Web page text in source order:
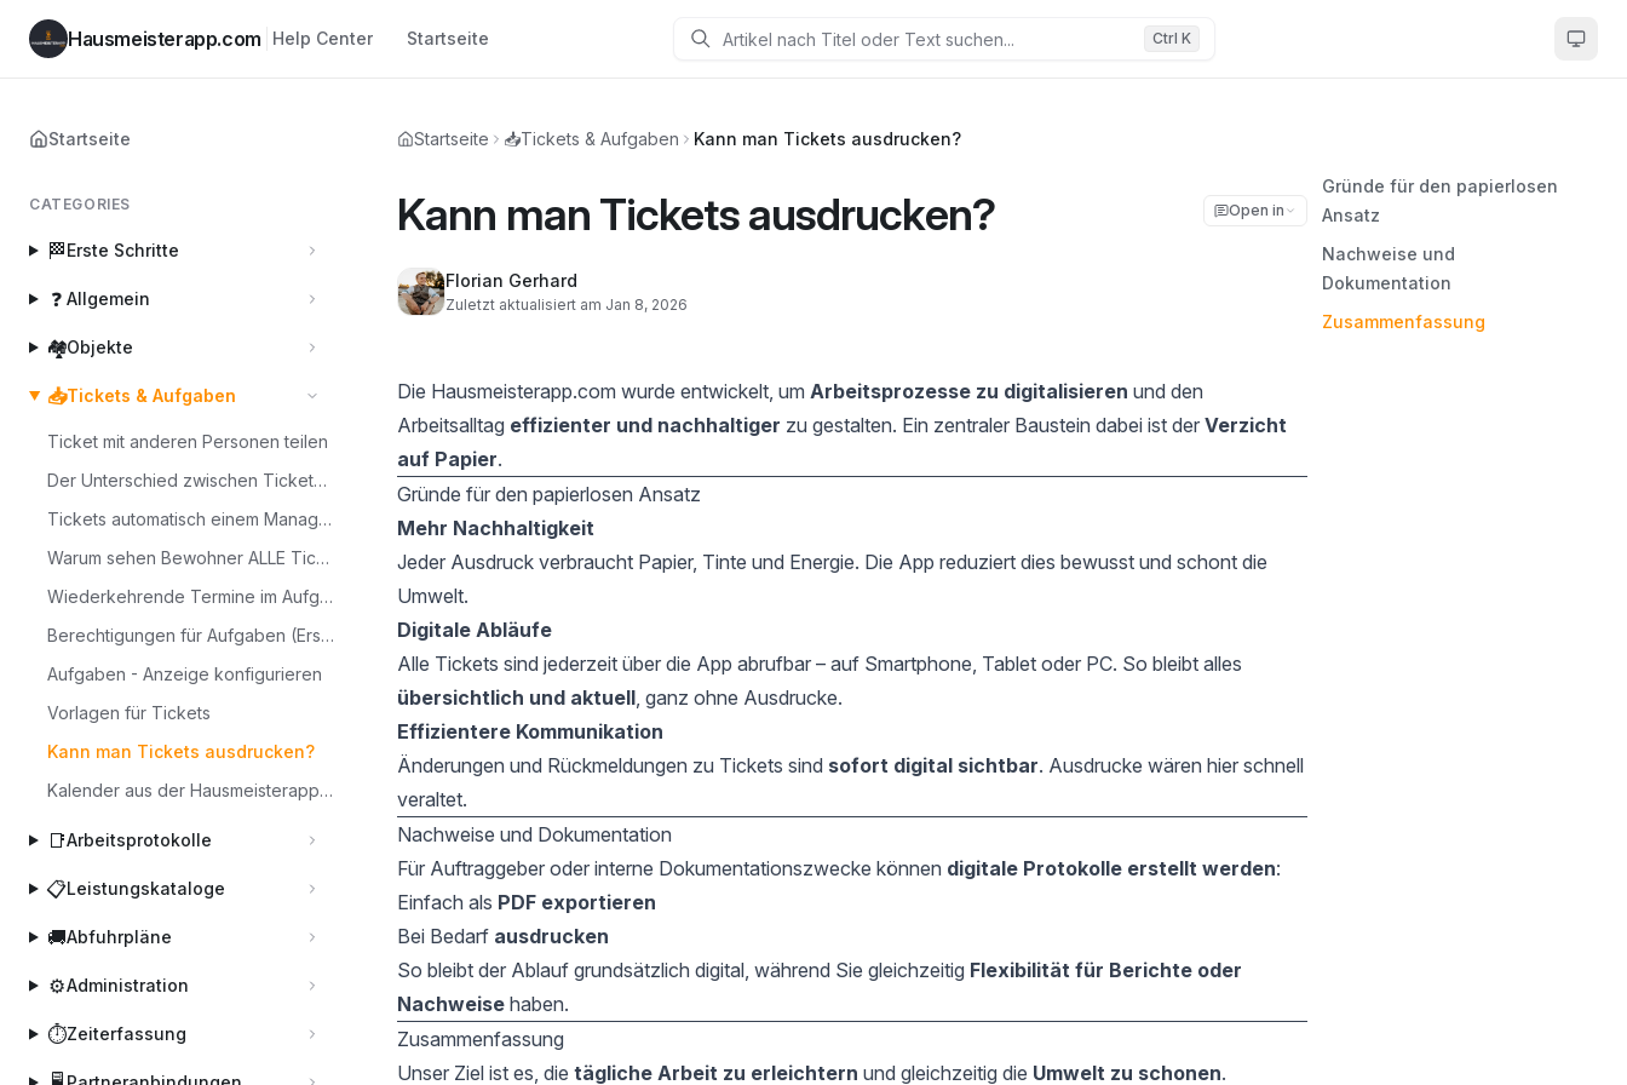
Hausmeisterapp.com Help Center Startseite Ctrl K
Startseite
CATEGORIES
🏁Erste Schritte
❓ Allgemein
🏘️Objekte
📥Tickets & Aufgaben
Ticket mit anderen Personen teilen
Der Unterschied zwischen Tickets und Aufgaben
Tickets automatisch einem Manager/Mitarbeiter zuordnen
Warum sehen Bewohner ALLE Tickets? Option: privates Ticket
Wiederkehrende Termine im Aufgabenkalender anlegen
Berechtigungen für Aufgaben (Erstellen, Bearbeiten, Löschen)
Aufgaben - Anzeige konfigurieren
Vorlagen für Tickets
Kann man Tickets ausdrucken?
Kalender aus der Hausmeisterapp freigeben und in anderen Kalendersystemen abonnieren
📑Arbeitsprotokolle
📋Leistungskataloge
🚚Abfuhrpläne
⚙️Administration
⏱️Zeiterfassung
Startseite 📥Tickets & Aufgaben Kann man Tickets ausdrucken?
Kann man Tickets ausdrucken? Open in
Florian Gerhard
Zuletzt aktualisiert am Jan 8, 2026
Die Hausmeisterapp.com wurde entwickelt, um Arbeitsprozesse zu digitalisieren und den
Arbeitsalltag effizienter und nachhaltiger zu gestalten. Ein zentraler Baustein dabei ist der Verzicht
auf Papier.
Gründe für den papierlosen Ansatz
Mehr Nachhaltigkeit
Jeder Ausdruck verbraucht Papier, Tinte und Energie. Die App reduziert dies bewusst und schont die
Umwelt.
Digitale Abläufe
Alle Tickets sind jederzeit über die App abrufbar – auf Smartphone, Tablet oder PC. So bleibt alles
übersichtlich und aktuell, ganz ohne Ausdrucke.
Effizientere Kommunikation
Änderungen und Rückmeldungen zu Tickets sind sofort digital sichtbar. Ausdrucke wären hier schnell
veraltet.
Nachweise und Dokumentation
Für Auftraggeber oder interne Dokumentationszwecke können digitale Protokolle erstellt werden:
Einfach als PDF exportieren
Bei Bedarf ausdrucken
So bleibt der Ablauf grundsätzlich digital, während Sie gleichzeitig Flexibilität für Berichte oder
Nachweise haben.
Zusammenfassung
Unser Ziel ist es, die tägliche Arbeit zu erleichtern und gleichzeitig die Umwelt zu schonen.
Gründe für den papierlosen
Ansatz
Nachweise und
Dokumentation
Zusammenfassung